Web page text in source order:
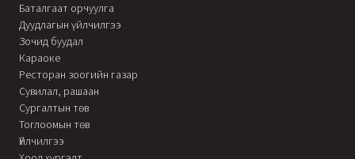
Баталгаат орчуулга
Дуудлагын үйлчилгээ
Зочид буудал
Караоке
Ресторан зоогийн газар
Сувилал, рашаан
Сургалтын төв
Тоглоомын төв
Үйлчилгээ